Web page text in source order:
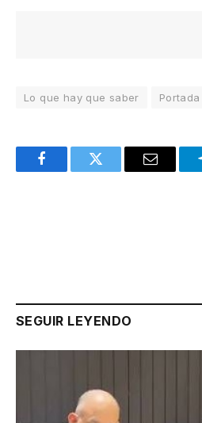
Lo que hay que saber Portada
FacebookTwitter Email
SEGUIR LEYENDO